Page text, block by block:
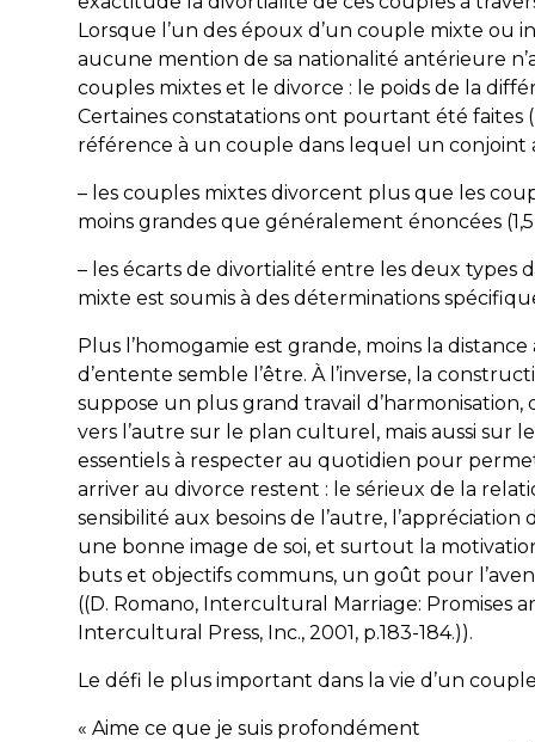
Lorsque l’un des époux d’un couple mixte ou
aucune mention de sa nationalité antérieure
couples mixtes et le divorce : le poids de la
Certaines constatations ont pourtant été faites
référence à un couple dans lequel un conjoint
– les couples mixtes divorcent plus que les
moins grandes que généralement énoncées
– les écarts de divortialité entre les deux
mixte est soumis à des déterminations
Plus l’homogamie est grande, moins la
d’entente semble l’être. À l’inverse, la
suppose un plus grand travail
vers l’autre sur le plan culturel, mais aussi sur
essentiels à respecter au quotidien pour
arriver au divorce restent : le sérieux de la
sensibilité aux besoins de l’autre,
une bonne image de soi, et surtout la
buts et objectifs communs, un goût pour
((D. Romano, Intercultural Marriage: Promises
Intercultural Press, Inc., 2001, p.183-184.)).
Le défi le plus important dans la vie d’un
« Aime ce que je suis profondément